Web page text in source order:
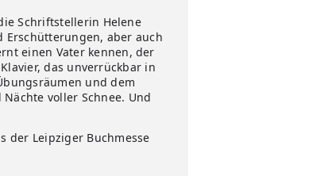
Schriftstellerin Helene
Erschütterungen, aber auch
einen Vater kennen, der
das unverrückbar in
und dem
voller Schnee. Und
der Leipziger Buchmesse